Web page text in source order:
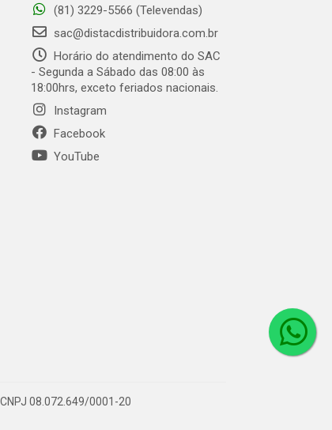
(81) 3229-5566 (Televendas)
sac@distacdistribuidora.com.br
Horário do atendimento do SAC
- Segunda a Sábado das 08:00 às
18:00hrs, exceto feriados nacionais.
Instagram
Facebook
YouTube
08.072.649/0001-20